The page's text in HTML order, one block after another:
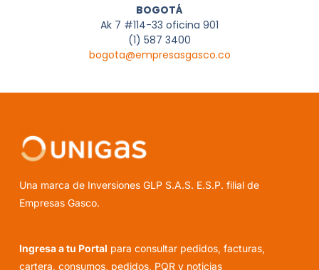
BOGOTÁ
Ak 7 #114-33 oficina 901
(1) 587 3400
bogota@empresasgasco.co
Una marca de Inversiones GLP S.A.S. E.S.P. filial de
Empresas Gasco.
Ingresa a tu Portal para consultar pedidos, facturas,
cartera, consumos, pedidos, PQR y noticias